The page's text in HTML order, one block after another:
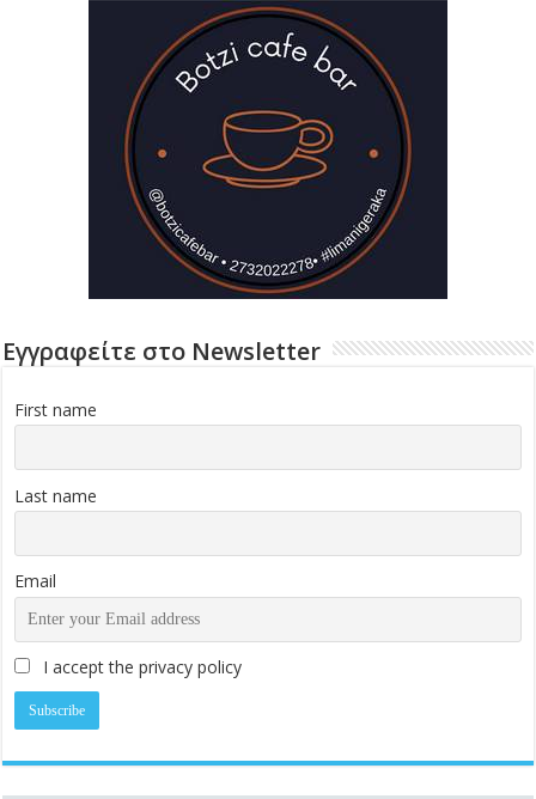
Εγγραφείτε στο Newsletter
First name
Last name
Email
I accept the privacy policy